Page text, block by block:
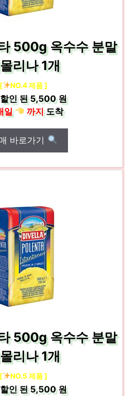
500g 옥수수 분말
리나 1개
[ NO.4 제품 ]
인 된5,500 원
일
까지도착
바로가기
500g 옥수수 분말
리나 1개
[ NO.5 제품 ]
인 된5,500 원